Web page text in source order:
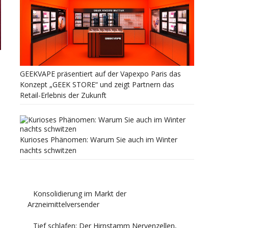
GEEKVAPE präsentiert auf der Vapexpo Paris das
Konzept „GEEK STORE“ und zeigt Partnern das
Retail-Erlebnis der Zukunft
Kurioses Phänomen: Warum Sie auch im Winter
nachts schwitzen
Konsolidierung im Markt der
Arzneimittelversender
Tief schlafen: Der Hirnstamm Nervenzellen,